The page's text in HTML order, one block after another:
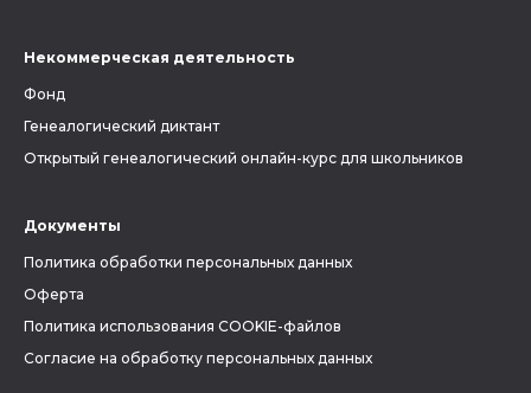
Некоммерческая деятельность
Фонд
Генеалогический диктант
Открытый генеалогический онлайн-курс для школьников
Документы
Политика обработки персональных данных
Оферта
Политика использования COOKIE-файлов
Согласие на обработку персональных данных